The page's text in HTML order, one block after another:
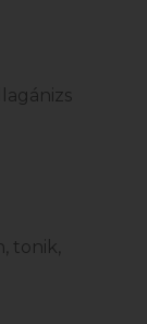
tonik,